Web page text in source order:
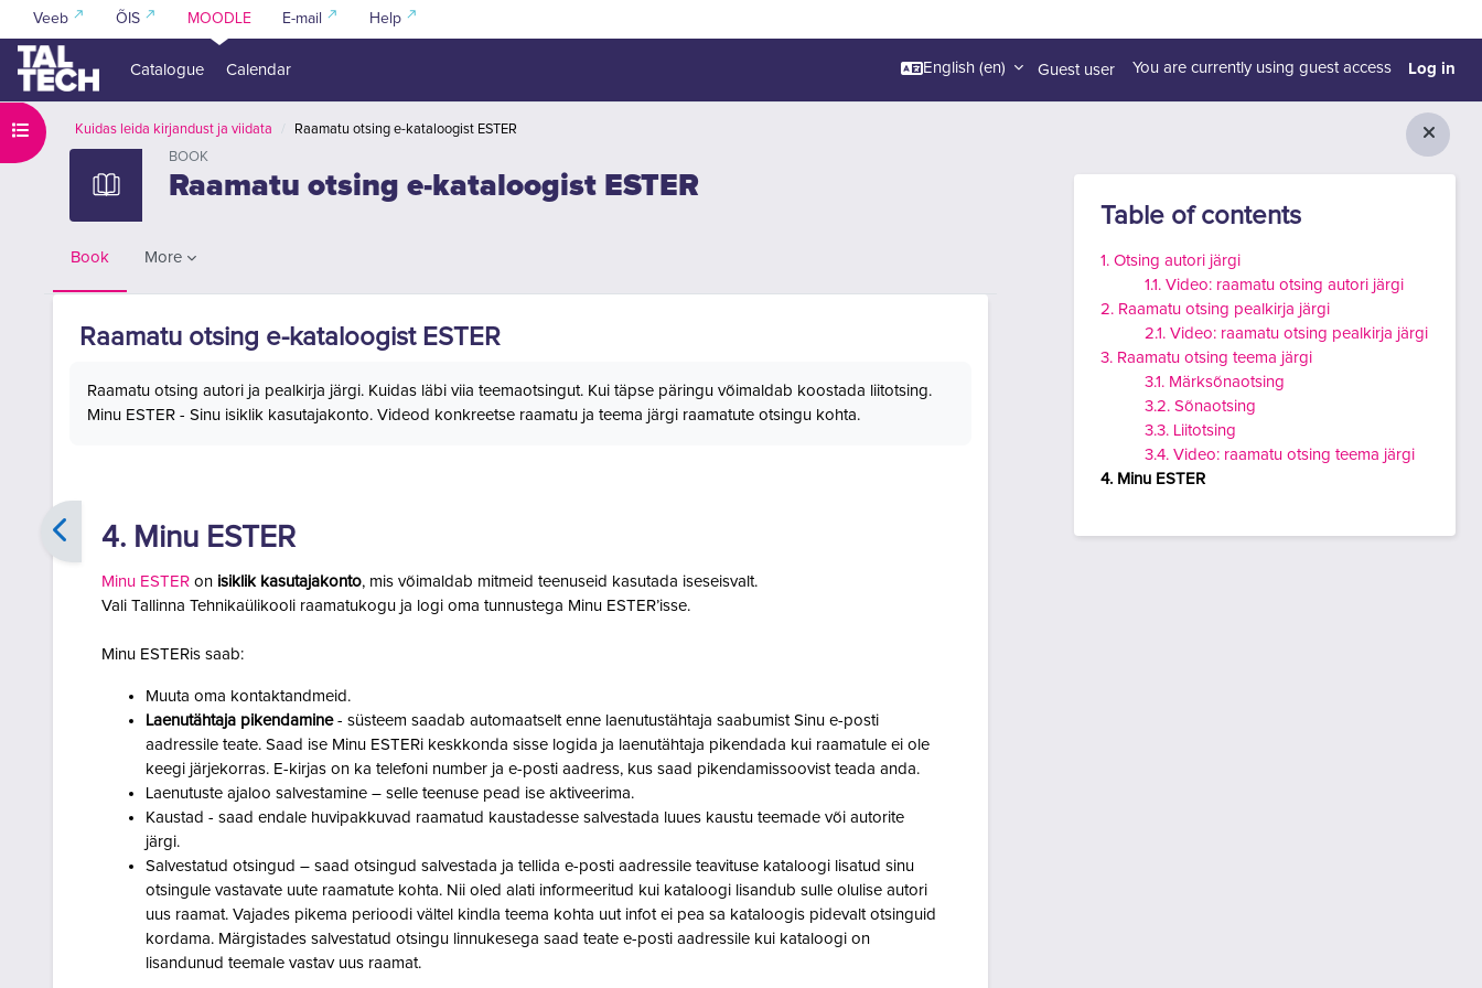
Skip to main content
Veeb ÕIS MOODLE E-mail Help
Catalogue Calendar English ‎(en)‎ Guest user You are currently using guest access Log in
Table of contents
1. Otsing autori järgi
1.1. Video: raamatu otsing autori järgi
2. Raamatu otsing pealkirja järgi
2.1. Video: raamatu otsing pealkirja järgi
3. Raamatu otsing teema järgi
3.1. Märksõnaotsing
3.2. Sõnaotsing
3.3. Liitotsing
3.4. Video: raamatu otsing teema järgi
4. Minu ESTER
Open course indexKuidas leida kirjandust ja viidata
Raamatu otsing e-kataloogist ESTER
BOOK
Raamatu otsing e-kataloogist ESTER
Book More
Raamatu otsing e-kataloogist ESTER
Raamatu otsing autori ja pealkirja järgi. Kuidas läbi viia teemaotsingut. Kui täpse päringu võimaldab koostada liitotsing.
Minu ESTER - Sinu isiklik kasutajakonto. Videod konkreetse raamatu ja teema järgi raamatute otsingu kohta.
4. Minu ESTER
Minu ESTER on isiklik kasutajakonto, mis võimaldab mitmeid teenuseid kasutada iseseisvalt.
Vali Tallinna Tehnikaülikooli raamatukogu ja logi oma tunnustega Minu ESTER’isse.
Minu ESTERis saab:
Muuta oma kontaktandmeid.
Laenutähtaja pikendamine - süsteem saadab automaatselt enne laenutustähtaja saabumist Sinu e-posti
aadressile teate. Saad ise Minu ESTERi keskkonda sisse logida ja laenutähtaja pikendada kui raamatule ei ole
keegi järjekorras. E-kirjas on ka telefoni number ja e-posti aadress, kus saad pikendamissoovist teada anda.
Laenutuste ajaloo salvestamine – selle teenuse pead ise aktiveerima.
Kaustad - saad endale huvipakkuvad raamatud kaustadesse salvestada luues kaustu teemade või autorite
järgi.
Salvestatud otsingud – saad otsingud salvestada ja tellida e-posti aadressile teavituse kataloogi lisatud sinu
otsingule vastavate uute raamatute kohta. Nii oled alati informeeritud kui kataloogi lisandub sulle olulise autori
uus raamat. Vajades pikema perioodi vältel kindla teema kohta uut infot ei pea sa kataloogis pidevalt otsinguid
kordama. Märgistades salvestatud otsingu linnukesega saad teate e-posti aadressile kui kataloogi on
lisandunud teemale vastav uus raamat.